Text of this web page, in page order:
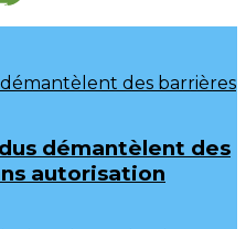
démantèlent des
autorisation